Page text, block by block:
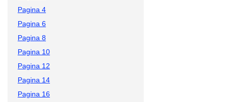
Pagina 4
Pagina 6
Pagina 8
Pagina 10
Pagina 12
Pagina 14
Pagina 16